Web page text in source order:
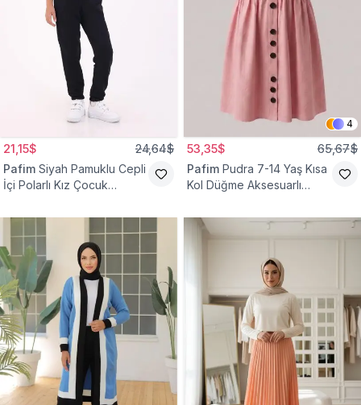
21,15$ 24,64$
Pafim Siyah Pamuklu Cepli
İçi Polarlı Kız Çocuk
4
53,35$ 65,67$
Pafim Pudra 7-14 Yaş Kısa
Kol Düğme Aksesuarlı